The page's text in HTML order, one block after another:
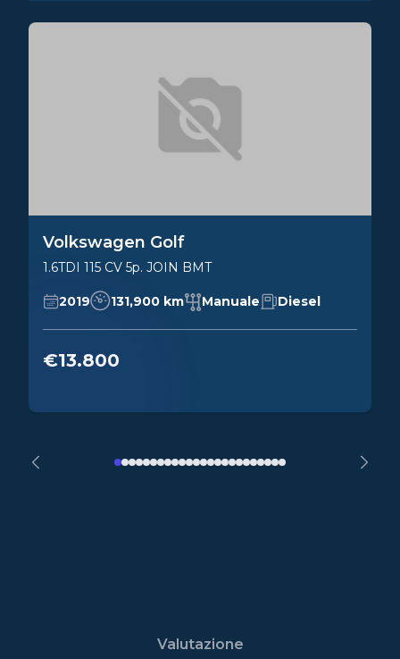
Volkswagen Golf
1.6TDI 115 CV 5p. JOIN BMT
2019 131,900 km Manuale Diesel
€13.800
Valutazione